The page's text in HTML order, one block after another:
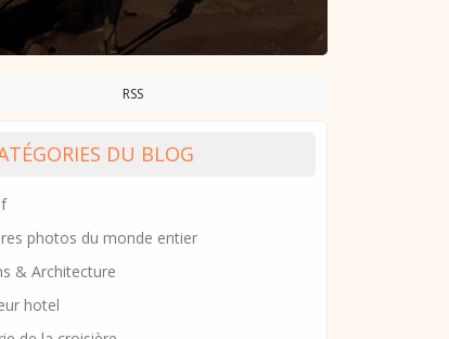
RSS
DU BLOG
photos du monde entier
& Architecture
hotel